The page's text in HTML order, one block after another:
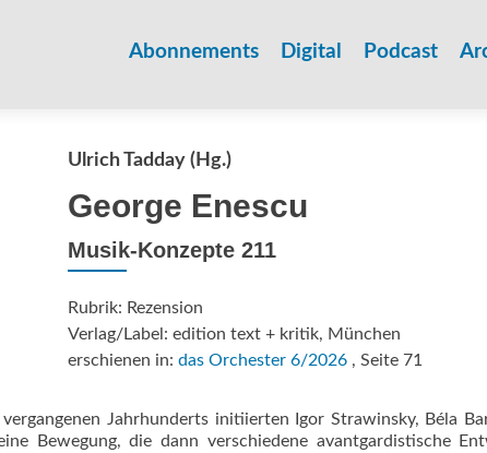
Abonnements Digital Podcast
Ulrich Tadday (Hg.)
George Enescu
Musik-Konzepte 211
Rubrik: Rezension
Verlag/Label: edition text + kritik, München
erschienen in: das Orchester 6/2026, Seite 71
Jahrhunderts initiierten Igor Strawinsky, Béla
Bewegung, die dann verschiedene avantgardistische